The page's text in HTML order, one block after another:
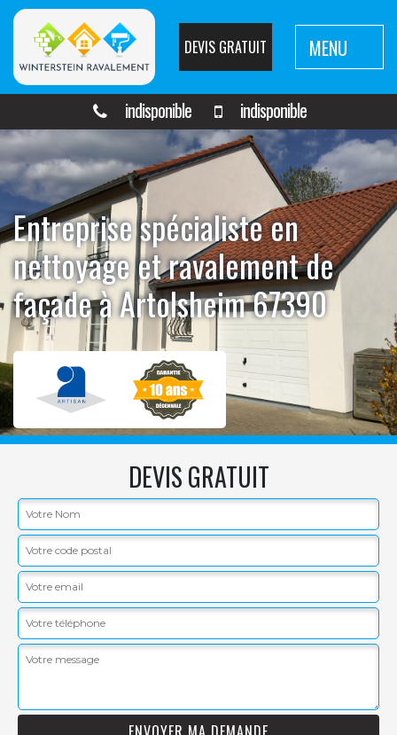
DEVIS GRATUIT MENU
indisponible indisponible
Entreprise spécialiste en
nettoyage et ravalement de
façade à Artolsheim 67390
DEVIS GRATUIT